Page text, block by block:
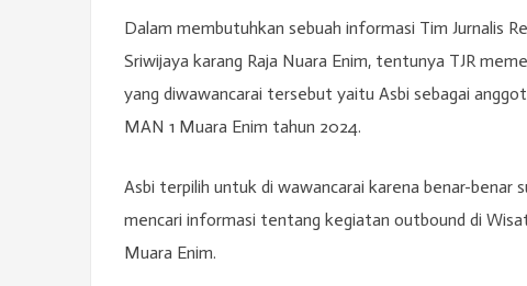
Dalam membutuhkan sebuah informasi Tim Jurnalis
Sriwijaya karang Raja Nuara Enim, tentunya TJR
yang diwawancarai tersebut yaitu Asbi sebagai
MAN 1 Muara Enim tahun 2024.
Asbi terpilih untuk di wawancarai karena benar-benar
mencari informasi tentang kegiatan outbound di
Muara Enim.